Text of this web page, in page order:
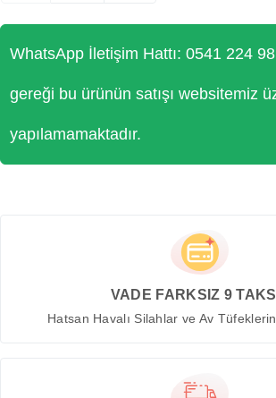
WhatsApp İletişim Hattı: 0541 224
gereği bu ürünün satışı websitemiz
yapılamamaktadır.
VADE FARKSIZ 9
Hatsan Havalı Silahlar ve Av